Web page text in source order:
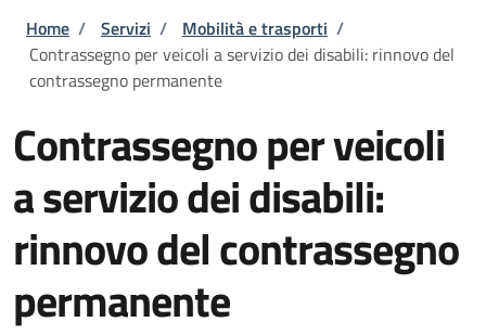
Briciole di pane
Home / Servizi / Mobilità e trasporti /
Contrassegno per veicoli a servizio dei disabili: rinnovo del
contrassegno permanente
Contrassegno per veicoli
a servizio dei disabili:
rinnovo del contrassegno
permanente